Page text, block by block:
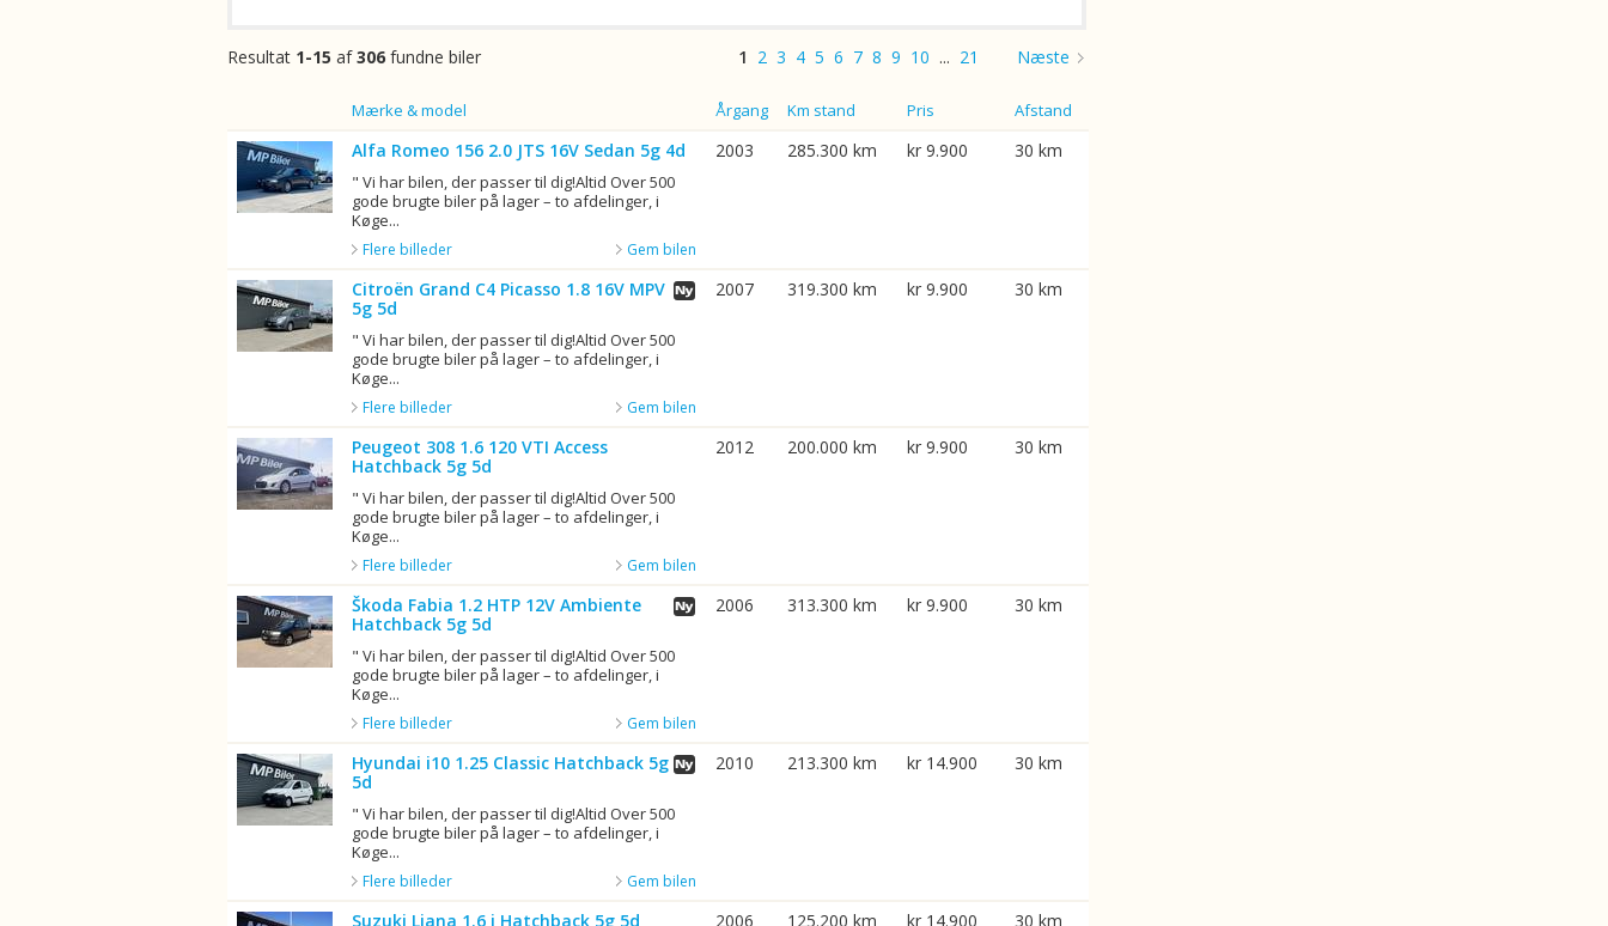
1 2 3 4 5 6 7 8 9 10 ... 21 Næste
Resultat 1-15 af306 fundne biler
Mærke & model Årgang Km stand Pris Afstand
Alfa Romeo 156 2.0 JTS 16V Sedan 5g 4d
" Vi har bilen, der passer til dig!Altid Over 500
gode brugte biler på lager – to afdelinger, i
Køge...
Gem bilen
Flere billeder
2003 285.300 km kr 9.900 30 km
Citroën Grand C4 Picasso 1.8 16V MPV
5g 5d
" Vi har bilen, der passer til dig!Altid Over 500
gode brugte biler på lager – to afdelinger, i
Køge...
Gem bilen
Flere billeder
2007 319.300 km kr 9.900 30 km
Peugeot 308 1.6 120 VTI Access
Hatchback 5g 5d
" Vi har bilen, der passer til dig!Altid Over 500
gode brugte biler på lager – to afdelinger, i
Køge...
Gem bilen
Flere billeder
2012 200.000 km kr 9.900 30 km
Škoda Fabia 1.2 HTP 12V Ambiente
Hatchback 5g 5d
" Vi har bilen, der passer til dig!Altid Over 500
gode brugte biler på lager – to afdelinger, i
Køge...
Gem bilen
Flere billeder
2006 313.300 km kr 9.900 30 km
Hyundai i10 1.25 Classic Hatchback 5g
5d
" Vi har bilen, der passer til dig!Altid Over 500
gode brugte biler på lager – to afdelinger, i
Køge...
Gem bilen
Flere billeder
2010 213.300 km kr 14.900 30 km
Suzuki Liana 1.6 i Hatchback 5g 5d 2006 125.200 km kr 14.900 30 km